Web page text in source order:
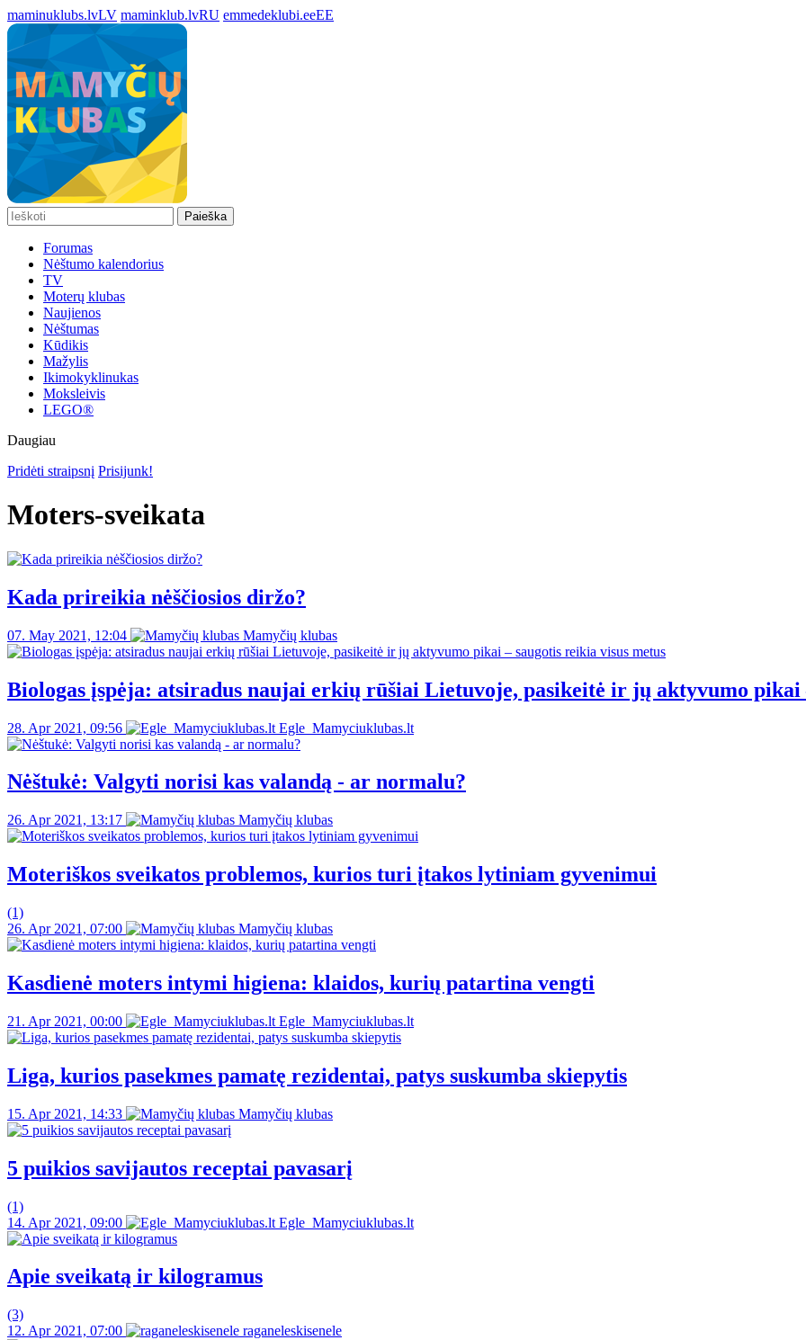
maminuklubs.lvLV maminklub.lvRU emmedeklubi.eeEE
Paieška
Forumas
Nėštumo kalendorius
TV
Moterų klubas
Naujienos
Nėštumas
Kūdikis
Mažylis
Ikimokyklinukas
Moksleivis
LEGO®
Daugiau
Pridėti straipsnį Prisijunk!
Moters-sveikata
Kada prireikia nėščiosios diržo?
07. May 2021, 12:04 Mamyčių klubas
Biologas įspėja: atsiradus naujai erkių rūšiai Lietuvoje, pasikeitė ir jų aktyvumo pikai
28. Apr 2021, 09:56 Egle_Mamyciuklubas.lt
Nėštukė: Valgyti norisi kas valandą - ar normalu?
26. Apr 2021, 13:17 Mamyčių klubas
Moteriškos sveikatos problemos, kurios turi įtakos lytiniam gyvenimui
(1)
26. Apr 2021, 07:00
Mamyčių klubas
Kasdienė moters intymi higiena: klaidos, kurių patartina vengti
21. Apr 2021, 00:00 Egle_Mamyciuklubas.lt
Liga, kurios pasekmes pamatę rezidentai, patys suskumba skiepytis
15. Apr 2021, 14:33 Mamyčių klubas
5 puikios savijautos receptai pavasarį
(1)
14. Apr 2021, 09:00
Egle_Mamyciuklubas.lt
Apie sveikatą ir kilogramus
(3)
12. Apr 2021, 07:00
raganeleskisenele